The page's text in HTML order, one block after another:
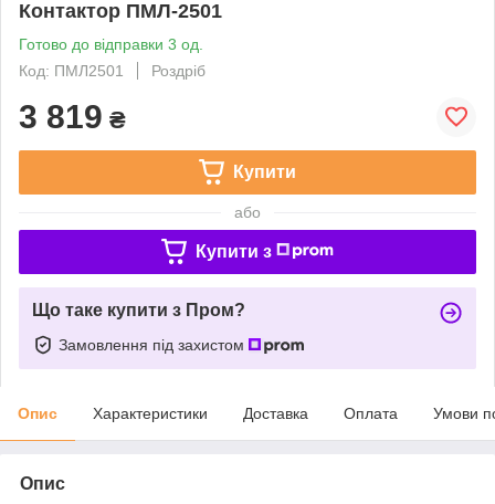
Контактор ПМЛ-2501
Готово до відправки 3 од.
Код: ПМЛ2501
Роздріб
3 819 ₴
Купити
або
Купити з
Що таке купити з Пром?
Замовлення під захистом
Опис Характеристики Доставка Оплата Умови
Опис